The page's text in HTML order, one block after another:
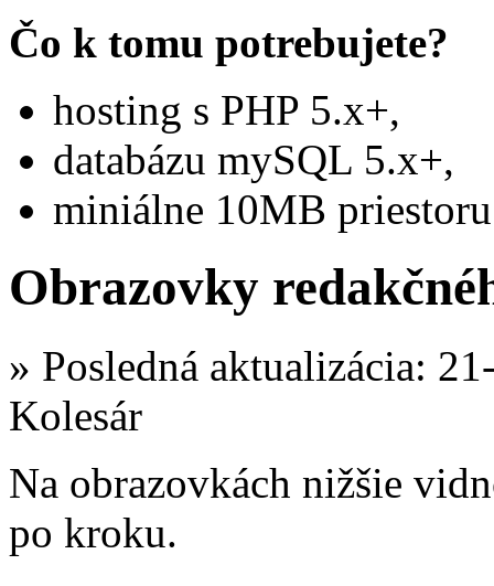
Čo k tomu potrebujete?
hosting s PHP 5.x+,
databázu mySQL 5.x+,
miniálne 10MB
Obrazovky
» Posledná aktualizácia:
Kolesár
Na obrazovkách nižšie
po kroku.